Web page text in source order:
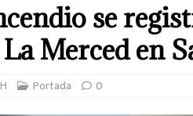
se
Merced en
Portada 0